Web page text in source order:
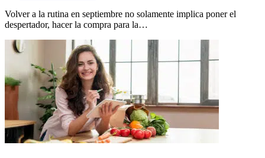
Volver a la rutina en septiembre no solamente implica poner el
despertador, hacer la compra para la…